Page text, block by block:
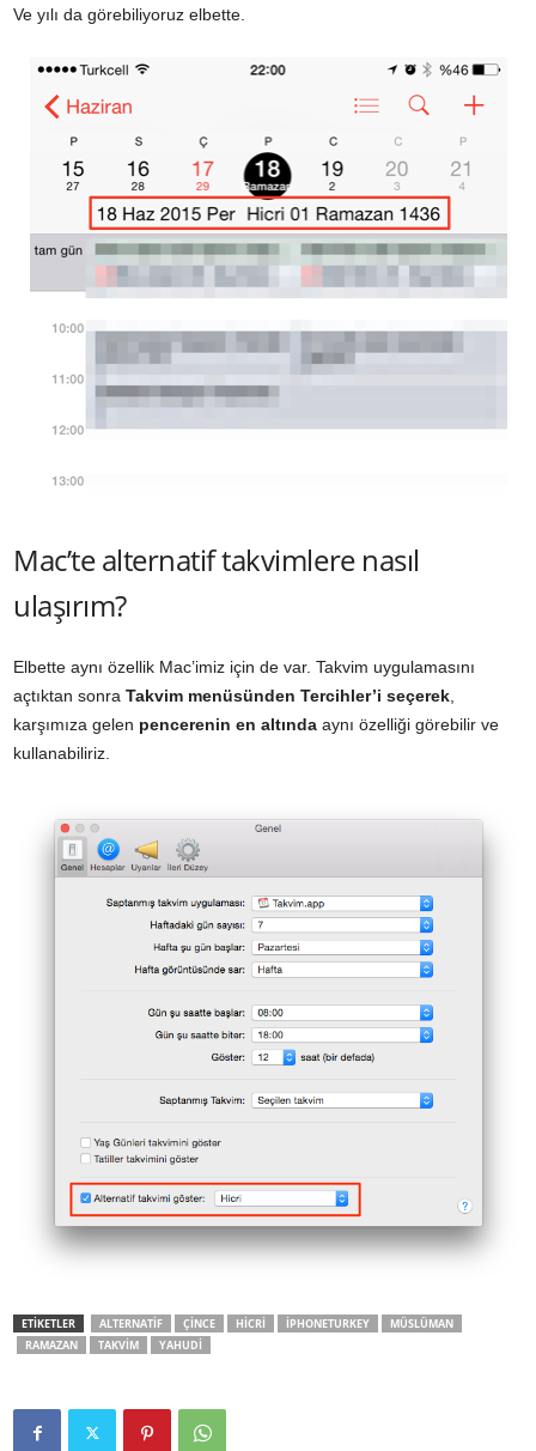
Ve yılı da görebiliyoruz elbette.
Mac’te alternatif takvimlere nasıl
ulaşırım?
Elbette aynı özellik Mac’imiz için de var. Takvim uygulamasını
açtıktan sonra Takvim menüsünden Tercihler’i seçerek,
karşımıza gelen pencerenin en altında aynı özelliği görebilir ve
kullanabiliriz.
ETİKETLER ALTERNATIF ÇINCE HICRI IPHONETURKEY
MÜSLÜMAN
RAMAZAN
TAKVIM YAHUDI